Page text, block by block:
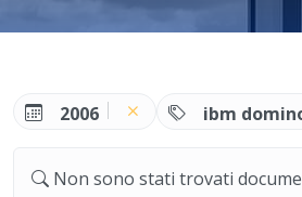
2006 ibm
Non sono stati trovati